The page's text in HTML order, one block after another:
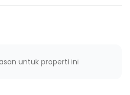
Jatibening
Kelapa
untuk properti ini